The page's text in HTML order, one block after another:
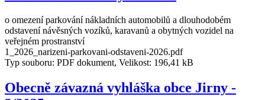
o omezení parkování nákladních automobilů a dlouhodobém
odstavení návěsných vozíků, karavanů a obytných vozidel na
veřejném prostranství
1_2026_narizeni-parkovani-odstaveni-2026.pdf
Typ souboru: PDF dokument, Velikost: 196,41 kB
Obecně závazná vyhláška obce Jirny -